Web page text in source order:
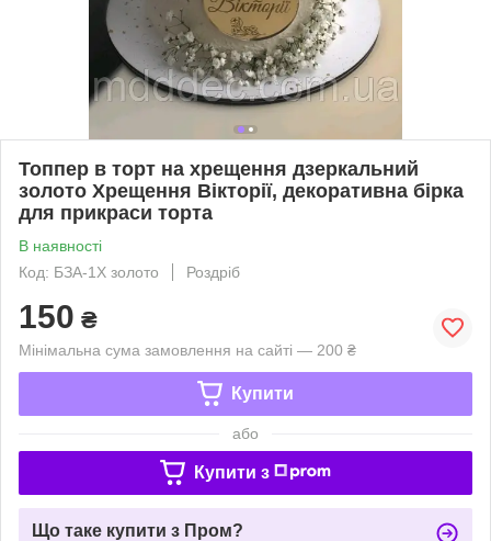
Топпер в торт на хрещення дзеркальний
золото Хрещення Вікторії, декоративна бірка
для прикраси торта
В наявності
Код: БЗА-1Х золото
Роздріб
150 ₴
Мінімальна сума замовлення на сайті — 200 ₴
Купити
або
Купити з
Що таке купити з Пром?